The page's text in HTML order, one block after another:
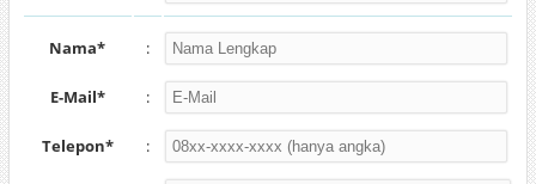
Nama* :
E-Mail* :
Telepon* :